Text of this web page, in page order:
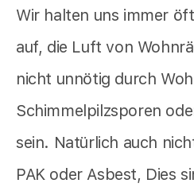
Wir halten uns immer
auf, die Luft von
nicht unnötig durch
Schimmelpilzsporen
sein. Natürlich auch
PAK oder Asbest, Dies